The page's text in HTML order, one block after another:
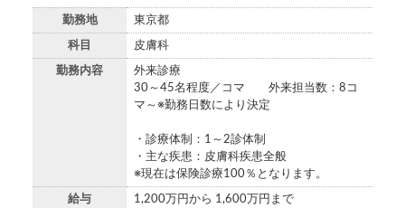
勤務地 東京都
科目 皮膚科
勤務内容
外来診療
30～45名程度／コマ 外来担当数：8コ
マ～※勤務日数により決定
・診療体制：1～2診体制
・主な疾患：皮膚科疾患全般
※現在は保険診療100％となります。
給与 1,200万円から 1,600万円まで